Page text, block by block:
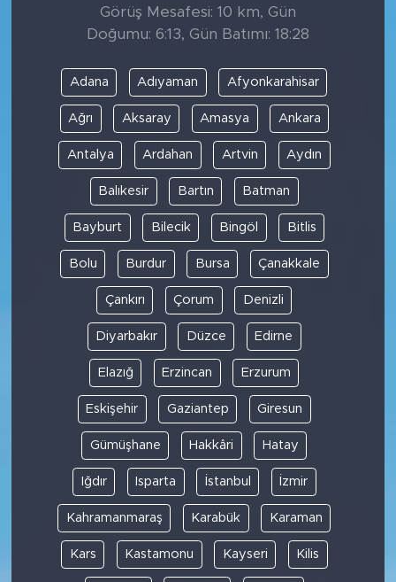
Görüş Mesafesi: 10 km, Gün
Doğumu: 6:13, Gün Batımı: 18:28
Adana Adıyaman Afyonkarahisar
Ağrı Aksaray Amasya Ankara
Antalya Ardahan Artvin Aydın
Balıkesir Bartın Batman
Bayburt Bilecik Bingöl Bitlis
Bolu Burdur Bursa Çanakkale
Çankırı Çorum Denizli
Diyarbakır Düzce Edirne
Elazığ Erzincan Erzurum
Eskişehir Gaziantep Giresun
Gümüşhane Hakkâri Hatay
Iğdır Isparta İstanbul İzmir
Kahramanmaraş Karabük Karaman
Kars Kastamonu Kayseri Kilis